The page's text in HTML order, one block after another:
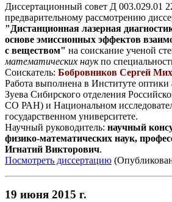
Диссертационный совет Д 003.029.01
предварительному рассмотрению
"Дистанционная лазерная
основе эмиссионных эффектов
с веществом" на соискание ученой
математических наукпо
Соискатель: Бобровников Сергей
Работа выполнена в Институте
Зуева Сибирского отделения
СО РАН) и Национальном
государственном университете.
Научный руководитель: научный
физико-математических наук,
Игнатий Викторович.
Посмотреть диссертацию
19 июня 2015 г.